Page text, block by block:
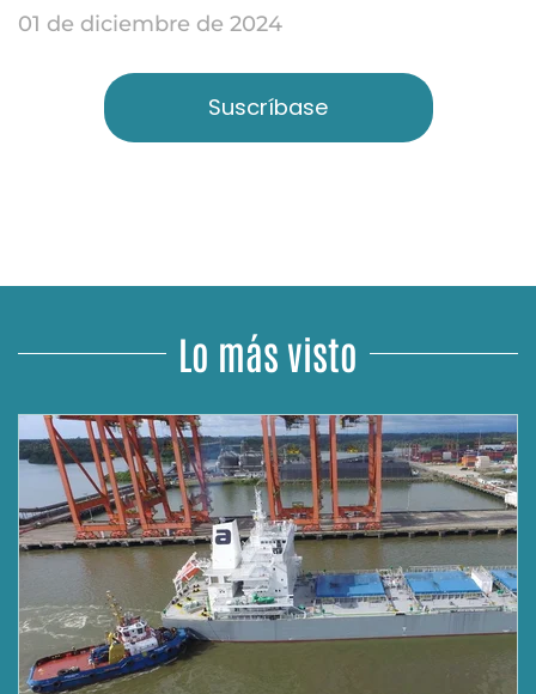
01 de diciembre de 2024
Suscríbase
Lo más visto